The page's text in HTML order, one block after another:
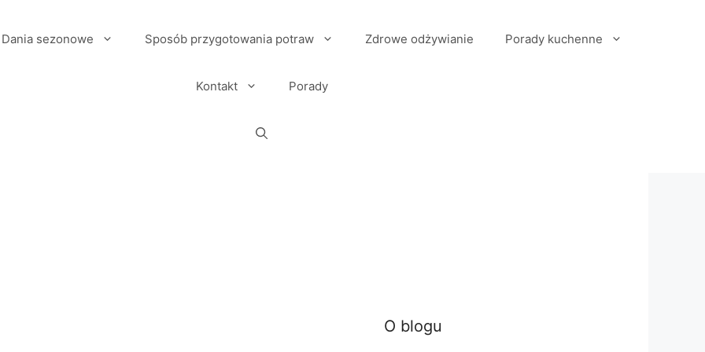
Dania sezonowe Sposób przygotowania potraw Zdrowe odżywianie Porady kuchenne
Kontakt Porady
O blogu